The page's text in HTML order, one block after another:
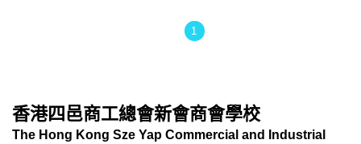
1
香港四邑商工總會新會商會學校
The Hong Kong Sze Yap Commercial and Industrial